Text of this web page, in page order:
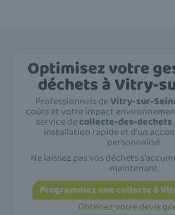
Optimisez votre
déchets à Vitry-
Professionnels deVitry-sur-
coûts et votre impact
service decollecte-des-dechets
installation rapide et d'un
personnalisé.
Ne laissez pas vos déchets
maintenant.
Programmez une collecte à
Obtenez votre devis